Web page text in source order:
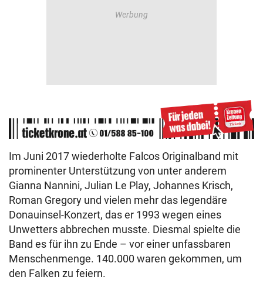
Im Juni 2017 wiederholte Falcos Originalband mit
prominenter Unterstützung von unter anderem
Gianna Nannini, Julian Le Play, Johannes Krisch,
Roman Gregory und vielen mehr das legendäre
Donauinsel-Konzert, das er 1993 wegen eines
Unwetters abbrechen musste. Diesmal spielte die
Band es für ihn zu Ende – vor einer unfassbaren
Menschenmenge. 140.000 waren gekommen, um
den Falken zu feiern.